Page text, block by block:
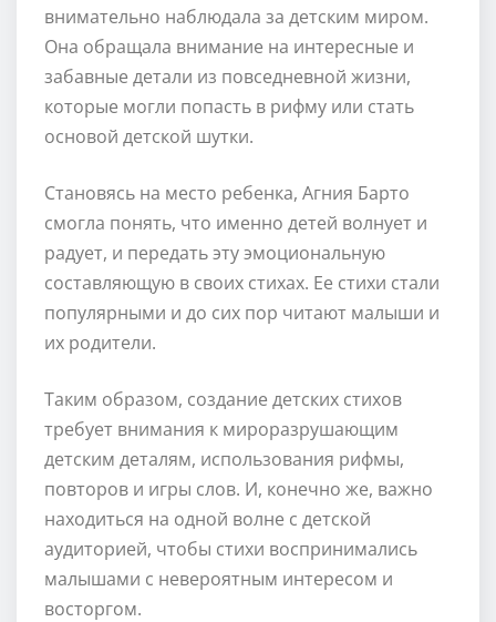
внимательно наблюдала за детским миром.
Она обращала внимание на интересные и
забавные детали из повседневной жизни,
которые могли попасть в рифму или стать
основой детской шутки.
Становясь на место ребенка, Агния Барто
смогла понять, что именно детей волнует и
радует, и передать эту эмоциональную
составляющую в своих стихах. Ее стихи стали
популярными и до сих пор читают малыши и
их родители.
Таким образом, создание детских стихов
требует внимания к мироразрушающим
детским деталям, использования рифмы,
повторов и игры слов. И, конечно же, важно
находиться на одной волне с детской
аудиторией, чтобы стихи воспринимались
малышами с невероятным интересом и
восторгом.